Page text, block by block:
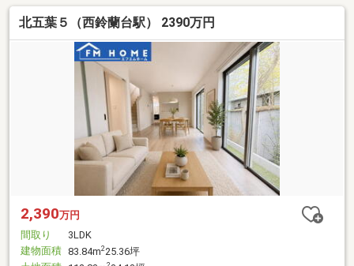
北五葉５（西鈴蘭台駅） 2390万円
2,390万円
間取り
3LDK
建物面積 83.84m225.36坪